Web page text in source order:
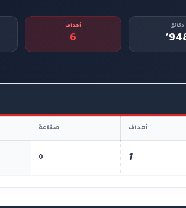
دقائق أهداف
6
أهداف صناعة
1
0